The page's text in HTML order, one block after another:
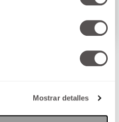
Mostrar detalles